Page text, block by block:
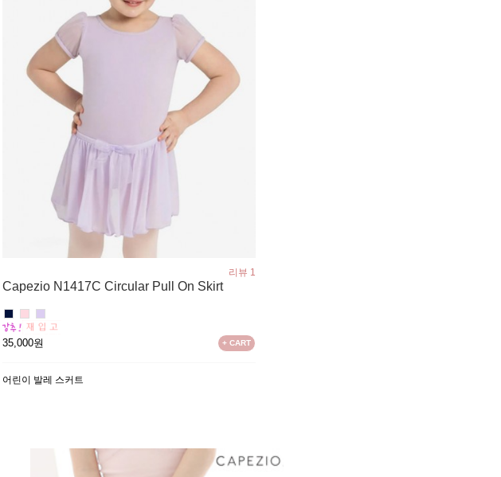
리뷰 1
Capezio N1417C Circular Pull On Skirt
35,000원 + CART
어린이 발레 스커트